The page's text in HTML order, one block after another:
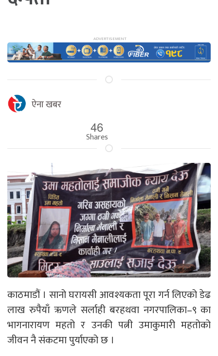
ऐना खबर
46
Shares
काठमाडौं । सानो घरायसी आवश्यकता पूरा गर्न लिएको डेढ
लाख रुपैयाँ ऋणले सर्लाही बरहथवा नगरपालिका–९ का
भागनारायण महतो र उनकी पत्नी उमाकुमारी महतोको
जीवन नै संकटमा पुर्याएको छ ।